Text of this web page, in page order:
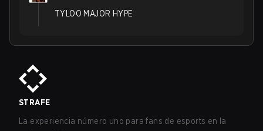
TYLOO MAJOR HYPE
STRAFE
La experiencia número uno para fans de esports en la